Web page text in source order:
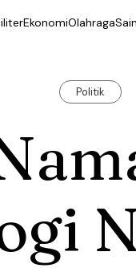
EkonomiOlahraga
Politik